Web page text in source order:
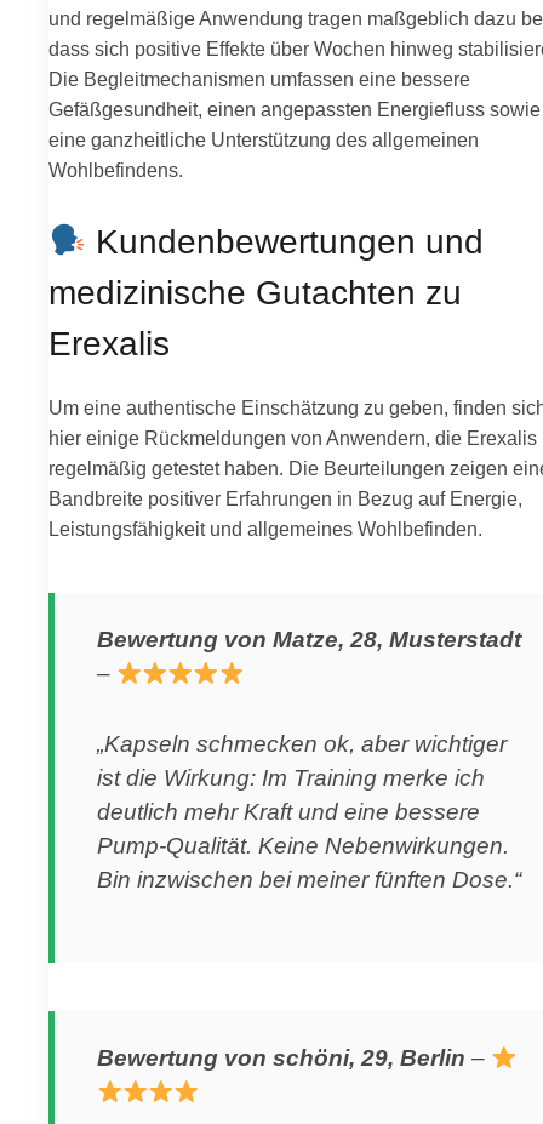
und regelmäßige Anwendung tragen maßgeblich dazu
dass sich positive Effekte über Wochen hinweg
Die Begleitmechanismen umfassen eine bessere
Gefäßgesundheit, einen angepassten Energiefluss sowie
eine ganzheitliche Unterstützung des allgemeinen
Wohlbefindens.
Kundenbewertungen und
medizinische Gutachten zu
Erexalis
Um eine authentische Einschätzung zu geben, finden
hier einige Rückmeldungen von Anwendern, die Erexalis
regelmäßig getestet haben. Die Beurteilungen zeigen
Bandbreite positiver Erfahrungen in Bezug auf Energie,
Leistungsfähigkeit und allgemeines Wohlbefinden.
Bewertung von Matze, 28, Musterstadt
–
„Kapseln schmecken ok, aber wichtiger
ist die Wirkung: Im Training merke ich
deutlich mehr Kraft und eine bessere
Pump-Qualität. Keine Nebenwirkungen.
Bin inzwischen bei meiner fünften Dose.“
Bewertung von schöni, 29, Berlin –